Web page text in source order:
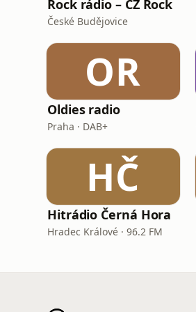
Rock rádio – CZ Rock
České Budějovice
OR
Oldies radio
Praha · DAB+
HČ
Hitrádio Černá Hora
Hradec Králové · 96.2 FM